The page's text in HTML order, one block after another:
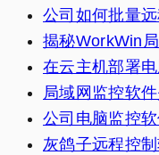
公司如何批量
揭秘WorkWin
在云主机部署
局域网监控软
公司电脑监控
灰鸽子远程控